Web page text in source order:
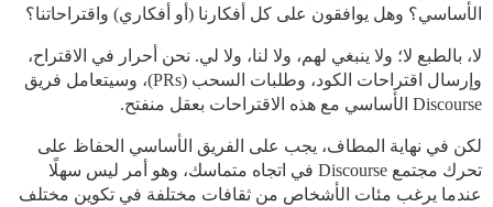
الأساسي؟ وهل يوافقون على كل أفكارنا (أو أفكاري) واقتراحاتنا؟
لا، بالطبع لا؛ ولا ينبغي لهم، ولا لنا، ولا لي. نحن أحرار في الاقتراح،
وإرسال اقتراحات الكود، وطلبات السحب (PRs)، وسيتعامل فريق
Discourse الأساسي مع هذه الاقتراحات بعقل منفتح.
لكن في نهاية المطاف، يجب على الفريق الأساسي الحفاظ على
تحرك مجتمع Discourse في اتجاه متماسك، وهو أمر ليس سهلًا
عندما يرغب مئات الأشخاص من ثقافات مختلفة في تكوين مختلف